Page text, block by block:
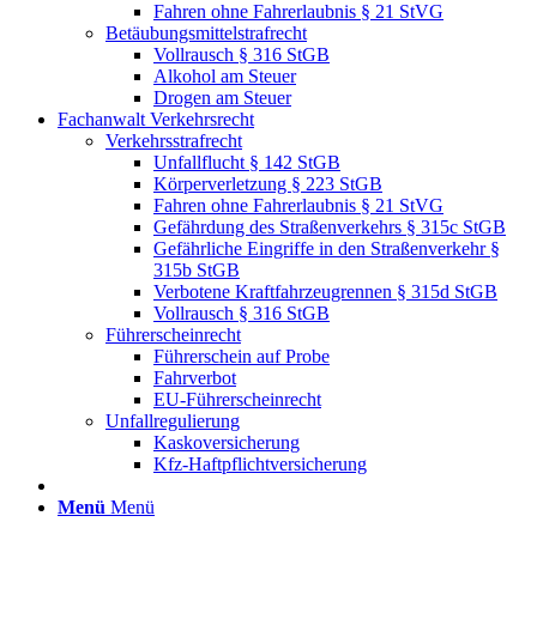
Fahren ohne Fahrerlaubnis § 21 StVG
Betäubungsmittelstrafrecht
Vollrausch § 316 StGB
Alkohol am Steuer
Drogen am Steuer
Fachanwalt Verkehrsrecht
Verkehrsstrafrecht
Unfallflucht § 142 StGB
Körperverletzung § 223 StGB
Fahren ohne Fahrerlaubnis § 21 StVG
Gefährdung des Straßenverkehrs § 315c StGB
Gefährliche Eingriffe in den Straßenverkehr §
315b StGB
Verbotene Kraftfahrzeugrennen § 315d StGB
Vollrausch § 316 StGB
Führerscheinrecht
Führerschein auf Probe
Fahrverbot
EU-Führerscheinrecht
Unfallregulierung
Kaskoversicherung
Kfz-Haftpflichtversicherung
Menü Menü